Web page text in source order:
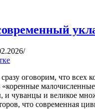
оговорим, что всех
«коренные
чуванцы и великое
что современная